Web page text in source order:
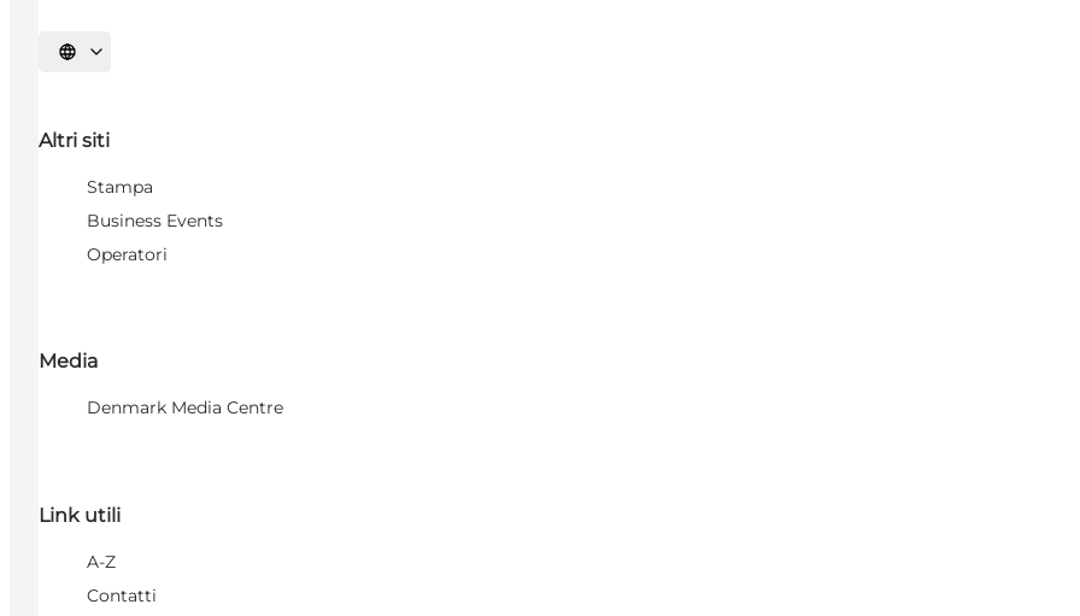
Seleziona la lingua
Altri siti
Stampa
Business Events
Operatori
Media
Denmark Media Centre
Link utili
A-Z
Contatti